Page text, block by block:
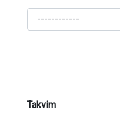
Takvim